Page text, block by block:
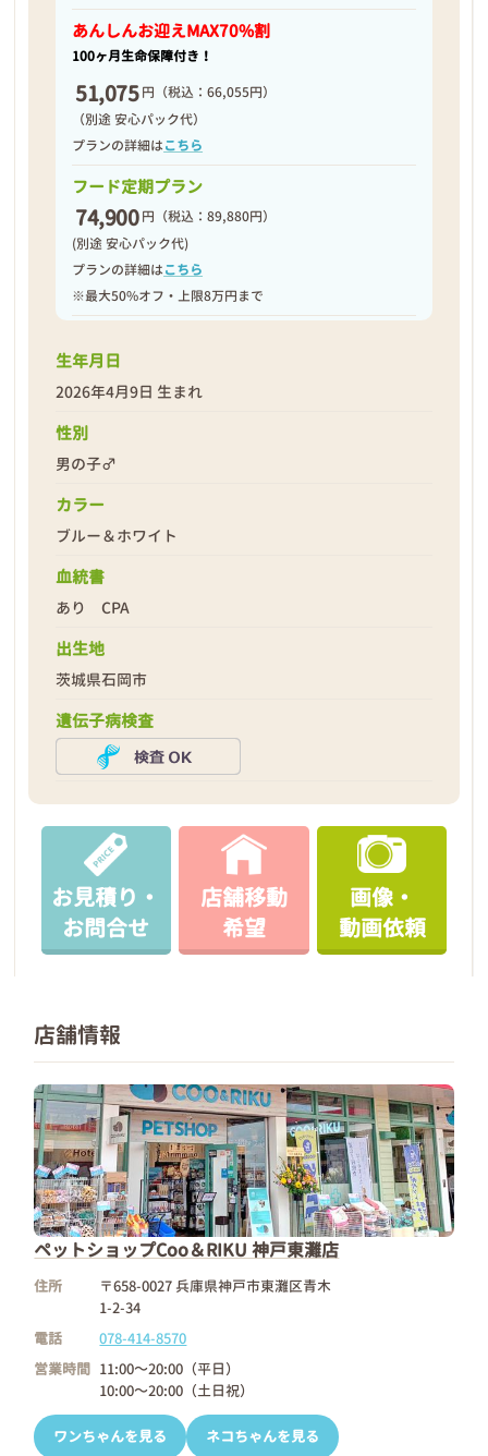
あんしんお迎えMAX70%割
100ヶ月生命保障付き！
51,075 円 （税込：66,055円）
（別途 安心パック代）
プランの詳細はこちら
フード定期プラン
74,900 円 （税込：89,880円）
(別途 安心パック代)
プランの詳細はこちら
※最大50%オフ・上限8万円まで
生年月日
2026年4月9日 生まれ
性別
男の子♂
カラー
ブルー＆ホワイト
血統書
あり CPA
出生地
茨城県石岡市
遺伝子病検査
お見積り・
お問合せ
店舗移動
希望
画像・
動画依頼
店舗情報
ペットショップCoo＆RIKU 神戸東灘店
住所
〒658-0027 兵庫県神戸市東灘区青木
1-2-34
電話
078-414-8570
営業時間 11:00～20:00（平日）
10:00～20:00（土日祝）
ワンちゃんを見る ネコちゃんを見る